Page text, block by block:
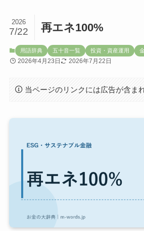
再エネ100%
2026
7/22
用語辞典 五十音一覧 投資・資産運用
2026年4月23日 2026年7月22日
当ページのリンクには広告が含ま